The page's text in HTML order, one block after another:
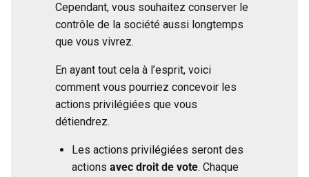
Cependant, vous souhaitez conserver le
contrôle de la société aussi longtemps
que vous vivrez.
En ayant tout cela à l’esprit, voici
comment vous pourriez concevoir les
actions privilégiées que vous
détiendrez.
Les actions privilégiées seront des
actions avec droit de vote. Chaque